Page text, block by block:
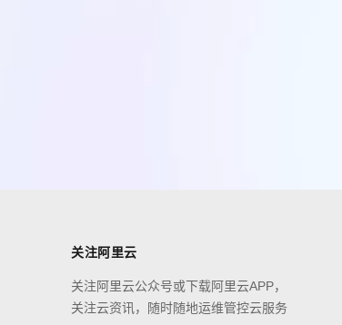
关注阿里云
关注阿里云公众号或下载阿里云APP，
关注云资讯，随时随地运维管控云服务